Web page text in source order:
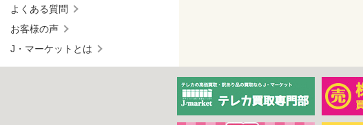
よくある質問
お客様の声
J・マーケットとは